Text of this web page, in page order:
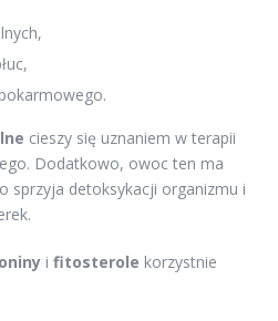
cieszy się uznaniem w terapii
Dodatkowo, owoc ten ma
sprzyja detoksykacji organizmu i
i fitosterole korzystnie